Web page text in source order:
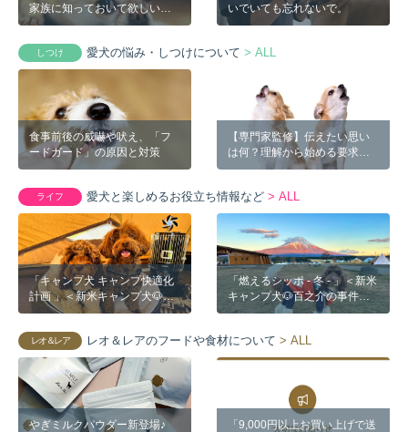
家族に知っておいて欲しいこ
と
いでいても忘れないで。
しつけ 愛犬の悩み・しつけについて > ALL
食事前後の威嚇や吠え、「フ
ードガード」の原因と対策
【専門家監修】伝えたい思い
は何？理解から始める要求吠
え対策
ライフ 愛犬と楽しめるお役立ち情報など > ALL
「キャンプ犬 キャンプ快適化
計画 」＜新米キャンプ犬🐶百
之介の事件簿 番外編​​＞
「燃えるシッポ - 冬 - 」＜新米
キャンプ犬🐶百之介の事件簿
#7​​＞
レオ＆レア レオ＆レアのフードや食材について > ALL
やぎミルクパウダー新登場♪
「9,000円以上お買い上げで送